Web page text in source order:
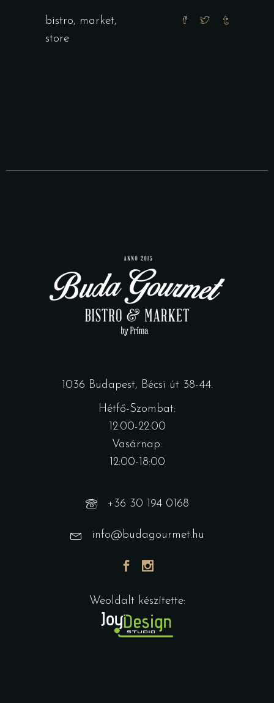
bistro, market,
store
1036 Budapest, Bécsi út 38-44.
Hétfő-Szombat:
12:00-22:00
Vasárnap:
12:00-18:00
+36 30 194 0168
info@budagourmet.hu
Weoldalt készítette: